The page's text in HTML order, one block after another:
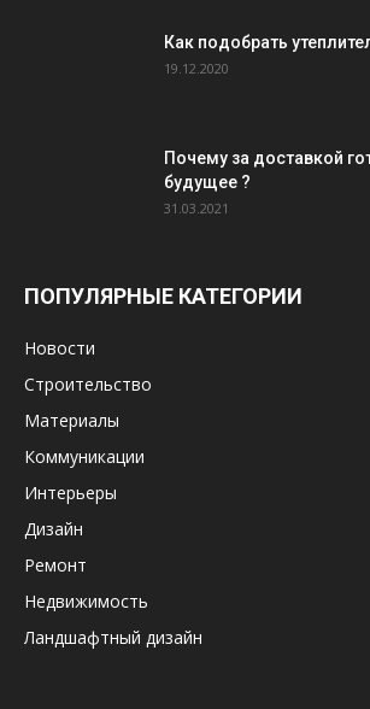
Как подобрать
19.12.2020
Почему за доставкой
будущее ?
31.03.2021
ПОПУЛЯРНЫЕ КАТЕГОРИИ
Новости
Строительство
Материалы
Коммуникации
Интерьеры
Дизайн
Ремонт
Недвижимость
Ландшафтный дизайн